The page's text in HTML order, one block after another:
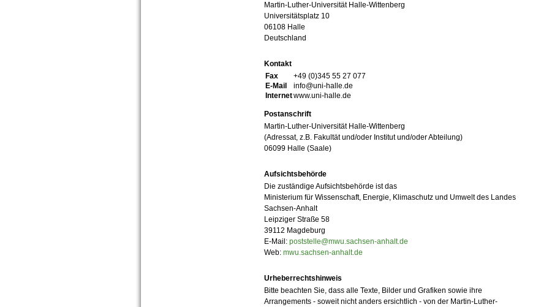
Martin-Luther-Universität Halle-Wittenberg
Universitätsplatz 10
06108 Halle
Deutschland
Kontakt
Fax
+49 (0)345 55 27 077
E-Mail
info@uni-halle.de
Internetwww.uni-halle.de
Postanschrift
Martin-Luther-Universität Halle-Wittenberg
(Adressat, z.B. Fakultät und/oder Institut und/oder Abteilung)
06099 Halle (Saale)
Aufsichtsbehörde
Die zuständige Aufsichtsbehörde ist das
Ministerium für Wissenschaft, Energie, Klimaschutz und Umwelt des Landes
Sachsen-Anhalt
Leipziger Straße 58
39112 Magdeburg
E-Mail: poststelle@mwu.sachsen-anhalt.de
Web: mwu.sachsen-anhalt.de
Urheberrechtshinweis
Bitte beachten Sie, dass alle Texte, Bilder und Grafiken sowie ihre
Arrangements - soweit nicht anders ersichtlich - von der Martin-Luther-